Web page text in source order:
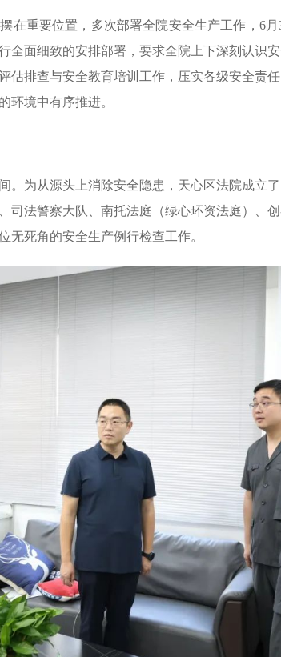
在重要位置，多次部署全院安全生产工作，6
全面细致的安排部署，要求全院上下深刻认识
估排查与安全教育培训工作，压实各级安全责
环境中有序推进。
。为从源头上消除安全隐患，天心区法院成立
司法警察大队、南托法庭（绿心环资法庭）、
无死角的安全生产例行检查工作。